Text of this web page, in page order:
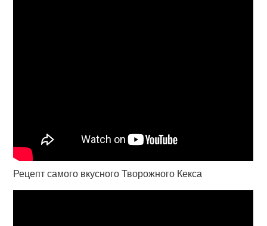
Рецепт самого вкусного Творожного Кекса